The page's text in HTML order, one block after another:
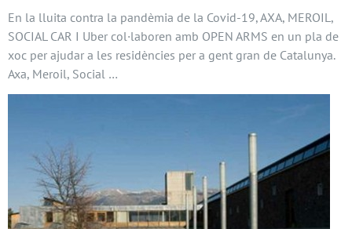
En la lluita contra la pandèmia de la Covid-19, AXA, MEROIL,
SOCIAL CAR I Uber col·laboren amb OPEN ARMS en un pla de
xoc per ajudar a les residències per a gent gran de Catalunya.
Axa, Meroil, Social …